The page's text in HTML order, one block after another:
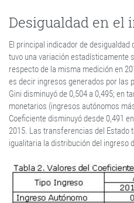
Desigualdad en el
El principal indicador de desigualdad
tuvo una variación estadísticamente
respecto de la misma medición en
es decir ingresos generados por las
Gini disminuyó de 0,504 a 0,495; en
monetarios (ingresos autónomos
Coeficiente disminuyó desde 0,491
2015. Las transferencias del Estado
igualitaria la distribución del ingreso